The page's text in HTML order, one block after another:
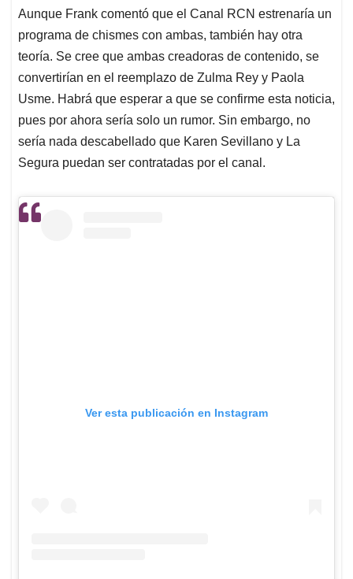
Aunque Frank comentó que el Canal RCN estrenaría un
programa de chismes con ambas, también hay otra
teoría. Se cree que ambas creadoras de contenido, se
convertirían en el reemplazo de Zulma Rey y Paola
Usme. Habrá que esperar a que se confirme esta noticia,
pues por ahora sería solo un rumor. Sin embargo, no
sería nada descabellado que Karen Sevillano y La
Segura puedan ser contratadas por el canal.
Ver esta publicación en Instagram